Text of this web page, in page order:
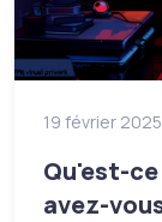
19 février 2025
Qu'est-ce
avez-